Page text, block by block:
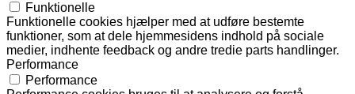
Funktionelle
Funktionelle cookies hjælper med at udføre bestemte
funktioner, som at dele hjemmesidens indhold på sociale
medier, indhente feedback og andre tredie parts handlinger.
Performance
Performance